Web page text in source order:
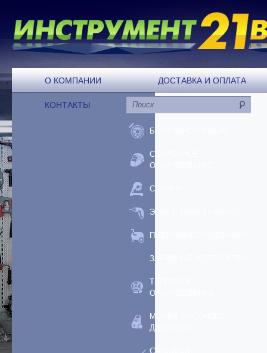
О КОМПАНИИ ДОСТАВКА И ОПЛАТА
КОНТАКТЫ
БЕНЗОИНСТРУМЕНТ
СВАРОЧНОЕ
ОБОРУДОВАНИЕ
СТАНКИ
ЭЛЕКТРОИНСТРУМЕНТ
ПНЕВМООБОРУДОВАНИЕ
ЗАРЯДНЫЕ УСТРОЙСТВА
ТЕПЛОВОЕ
ОБОРУДОВАНИЕ
МОЙКИ ВЫСОКОГО
ДАВЛЕНИЯ
САДОВЫЙ